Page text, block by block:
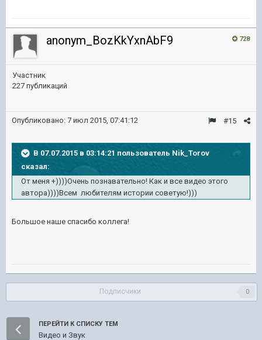
728
anonym_BozKkYxnAbF9
Участник
227 публикаций
#15
Опубликовано: 7 июл 2015, 07:41:12
В 07.07.2015 в 03:14:21 пользователь Nik_Torov
сказал:
От меня +))))Очень познавательно! Как и все видео этого
автора))))Всем любителям истории советую!)))
Большое наше спасибо коллега!
Подписчики 0
ПЕРЕЙТИ К СПИСКУ ТЕМ
Видео и Звук